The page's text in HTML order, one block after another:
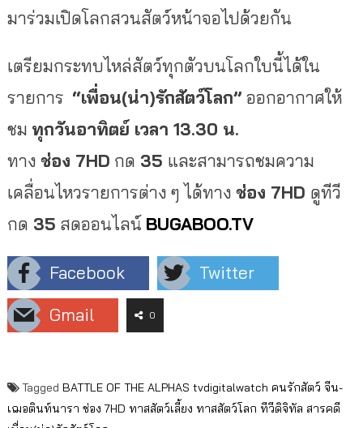
มาร่วมเปิดโลกสวนสัตว์หน้าจอไปด้วยกัน
เตรียมกระทบไหล่สัตว์ทุกตัวบนโลกใบนี้ได้ใน
รายการ “เพื่อน(น่า)รักสัตว์โลก” ออกอากาศให้
ชม ทุกวันอาทิตย์ เวลา 13.30 น.
ทาง ช่อง 7HD กด 35 และสามารถชมความ
เคลื่อนไหวรายการต่าง ๆ ได้ทาง ช่อง 7HD ดูทีวี
กด 35 สดออนไลน์ BUGABOO.TV
Facebook
Twitter
Gmail
0
Tagged BATTLE OF THE ALPHAS tvdigitalwatch คนรักสัตว์ จีน-
เฌอตินท์นารา ช่อง 7HD ทาสสัตว์เลี้ยง ทาสสัตว์โลก ทีวีดิจิทัล สารคดี